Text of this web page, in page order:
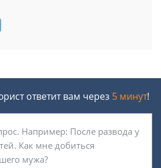
ответит вам через 5 минут!